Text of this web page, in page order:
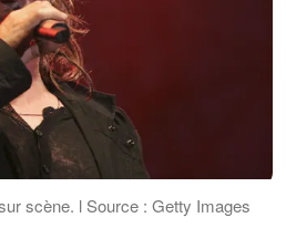
scène. l Source : Getty Images